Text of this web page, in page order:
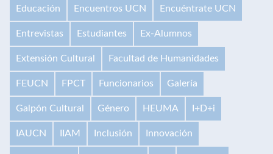
Educación Encuentros UCN Encuéntrate UCN
Entrevistas Estudiantes Ex-Alumnos
Extensión Cultural Facultad de Humanidades
FEUCN FPCT Funcionarios Galería
Galpón Cultural Género HEUMA I+D+i
IAUCN IIAM Inclusión Innovación